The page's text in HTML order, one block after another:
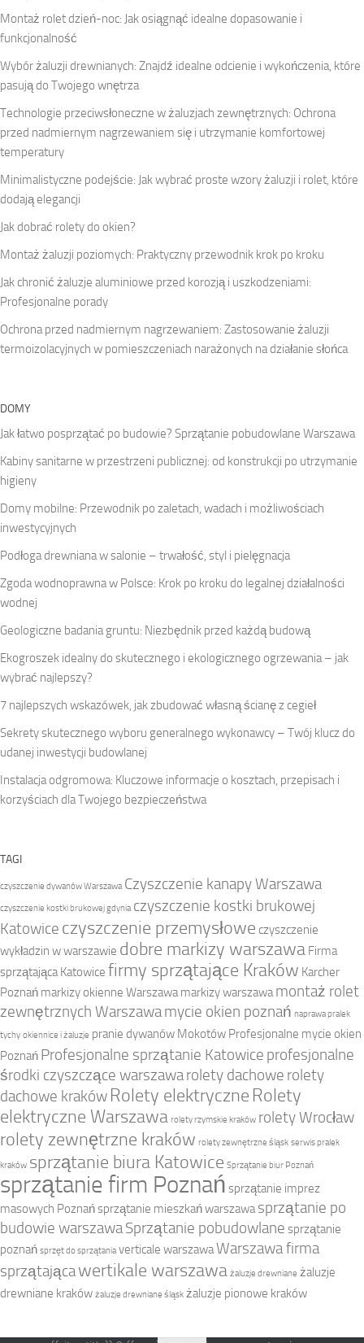
Montaż rolet dzień-noc: Jak osiągnąć idealne dopasowanie i
funkcjonalność
Wybór żaluzji drewnianych: Znajdź idealne odcienie i wykończenia, które
pasują do Twojego wnętrza
Technologie przeciwsłoneczne w żaluzjach zewnętrznych: Ochrona
przed nadmiernym nagrzewaniem się i utrzymanie komfortowej
temperatury
Minimalistyczne podejście: Jak wybrać proste wzory żaluzji i rolet, które
dodają elegancji
Jak dobrać rolety do okien?
Montaż żaluzji poziomych: Praktyczny przewodnik krok po kroku
Jak chronić żaluzje aluminiowe przed korozją i uszkodzeniami:
Profesjonalne porady
Ochrona przed nadmiernym nagrzewaniem: Zastosowanie żaluzji
termoizolacyjnych w pomieszczeniach narażonych na działanie słońca
DOMY
Jak łatwo posprzątać po budowie? Sprzątanie pobudowlane Warszawa
Kabiny sanitarne w przestrzeni publicznej: od konstrukcji po utrzymanie
higieny
Domy mobilne: Przewodnik po zaletach, wadach i możliwościach
inwestycyjnych
Podłoga drewniana w salonie – trwałość, styl i pielęgnacja
Zgoda wodnoprawna w Polsce: Krok po kroku do legalnej działalności
wodnej
Geologiczne badania gruntu: Niezbędnik przed każdą budową
Ekogroszek idealny do skutecznego i ekologicznego ogrzewania – jak
wybrać najlepszy?
7 najlepszych wskazówek, jak zbudować własną ścianę z cegieł
Sekrety skutecznego wyboru generalnego wykonawcy – Twój klucz do
udanej inwestycji budowlanej
Instalacja odgromowa: Kluczowe informacje o kosztach, przepisach i
korzyściach dla Twojego bezpieczeństwa
TAGI
czyszczenie dywanów Warszawa Czyszczenie kanapy Warszawa
czyszczenie kostki brukowej gdynia czyszczenie kostki brukowej
Katowice czyszczenie przemysłowe czyszczenie
wykładzin w warszawie dobre markizy warszawa Firma
sprzątająca Katowice firmy sprzątające Kraków Karcher
Poznań markizy okienne Warszawa markizy warszawa montaż rolet
zewnętrznych Warszawamycie okien poznań naprawa pralek
tychy okiennice i żaluzje pranie dywanów Mokotów Profesjonalne mycie okien
Poznań Profesjonalne sprzątanie Katowice profesjonalne
środki czyszczące warszawarolety dachowe rolety
dachowe kraków Rolety elektryczne Rolety
elektryczne Warszawa rolety rzymskie kraków rolety Wrocław
rolety zewnętrzne kraków rolety zewnętrzne śląsk serwis pralek
kraków sprzątanie biura Katowice Sprzątanie biur Poznań
sprzątanie firm Poznań sprzątanie imprez
masowych Poznańsprzątanie mieszkań warszawa sprzątanie po
budowie warszawaSprzątanie pobudowlane sprzątanie
poznań sprzęt do sprzątania verticale warszawaWarszawa firma
sprzątającawertikale warszawa żaluzje drewniane żaluzje
drewniane kraków żaluzje drewniane śląsk żaluzje pionowe kraków